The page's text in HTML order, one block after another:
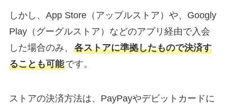
しかし、App Store（アップルストア）や、Googly
Play（グーグルストア）などのアプリ経由で入会
した場合のみ、 各ストアに準拠したもので決済す
ることも可能です。
ストアの決済方法は、PayPayやデビットカードに